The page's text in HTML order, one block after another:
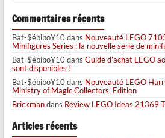
Commentaires récents
Bat-$ébiboY10dans Nouveauté LEGO
Minifigures Series : la nouvelle série de
Bat-$ébiboY10dans Guide d’achat LEGO
sont disponibles !
Bat-$ébiboY10dans Nouveauté LEGO
Ministry of Magic Collectors’ Edition
Brickmandans Review LEGO Ideas 21369
Articles récents